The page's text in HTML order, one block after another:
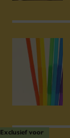
Exclusief voor